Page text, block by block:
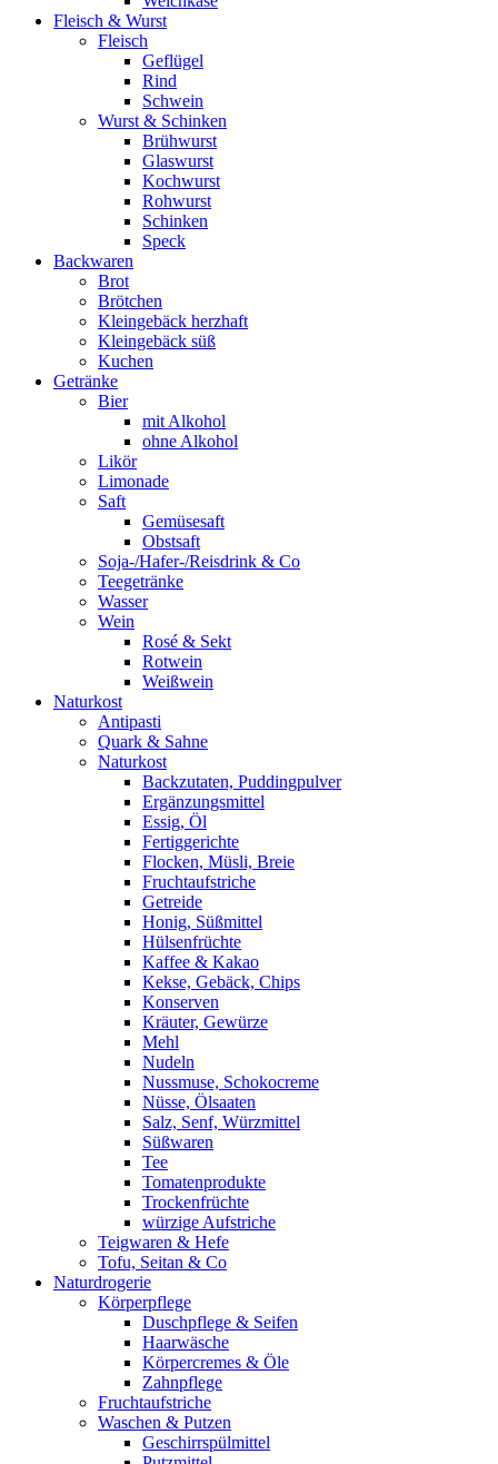
Fleisch & Wurst
Fleisch
Geflügel
Rind
Schwein
Wurst & Schinken
Brühwurst
Glaswurst
Kochwurst
Rohwurst
Schinken
Speck
Backwaren
Brot
Brötchen
Kleingebäck herzhaft
Kleingebäck süß
Kuchen
Getränke
Bier
mit Alkohol
ohne Alkohol
Likör
Limonade
Saft
Gemüsesaft
Obstsaft
Soja-/Hafer-/Reisdrink & Co
Teegetränke
Wasser
Wein
Rosé & Sekt
Rotwein
Weißwein
Naturkost
Antipasti
Quark & Sahne
Naturkost
Backzutaten, Puddingpulver
Ergänzungsmittel
Essig, Öl
Fertiggerichte
Flocken, Müsli, Breie
Fruchtaufstriche
Getreide
Honig, Süßmittel
Hülsenfrüchte
Kaffee & Kakao
Kekse, Gebäck, Chips
Konserven
Kräuter, Gewürze
Mehl
Nudeln
Nussmuse, Schokocreme
Nüsse, Ölsaaten
Salz, Senf, Würzmittel
Süßwaren
Tee
Tomatenprodukte
Trockenfrüchte
würzige Aufstriche
Teigwaren & Hefe
Tofu, Seitan & Co
Naturdrogerie
Körperpflege
Duschpflege & Seifen
Haarwäsche
Körpercremes & Öle
Zahnpflege
Fruchtaufstriche
Waschen & Putzen
Geschirrspülmittel